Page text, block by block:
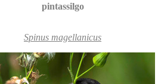
pintassilgo
Spinus magellanicus